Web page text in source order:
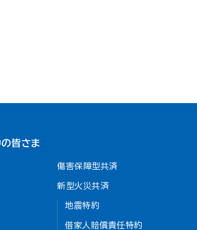
皆さま
傷害保障型共済
新型火災共済
地震特約
借家人賠償責任特約